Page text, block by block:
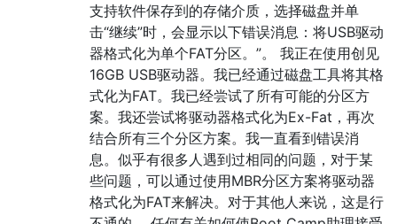
支持软件保存到的存储介质，选择磁盘并单
击“继续”时，会显示以下错误消息：将USB驱动
器格式化为单个FAT分区。”。 我正在使用创见
16GB USB驱动器。我已经通过磁盘工具将其格
式化为FAT。我已经尝试了所有可能的分区方
案。我还尝试将驱动器格式化为Ex-Fat，再次
结合所有三个分区方案。我一直看到错误消
息。似乎有很多人遇到过相同的问题，对于某
些问题，可以通过使用MBR分区方案将驱动器
格式化为FAT来解决。对于其他人来说，这是行